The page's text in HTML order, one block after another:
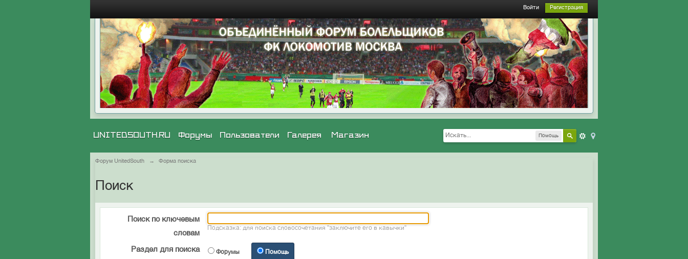
Войти Регистрация
Помощь
UNITEDSOUTH.RU Галерея Магазин
Форумы Пользователи
Форум UnitedSouth → Форма поиска
Поиск
Поиск по ключевым
словам
Подсказка: для поиска словосочетания "заключите его в кавычки"
Раздел для поиска Форумы Помощь